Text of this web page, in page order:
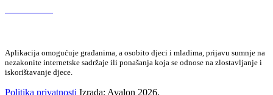
Aplikacija omogućuje građanima, a osobito djeci i mladima, prijavu sumnje na
nezakonite internetske sadržaje ili ponašanja koja se odnose na zlostavljanje i
iskorištavanje djece.
Politika privatnosti Izrada: Avalon 2026.